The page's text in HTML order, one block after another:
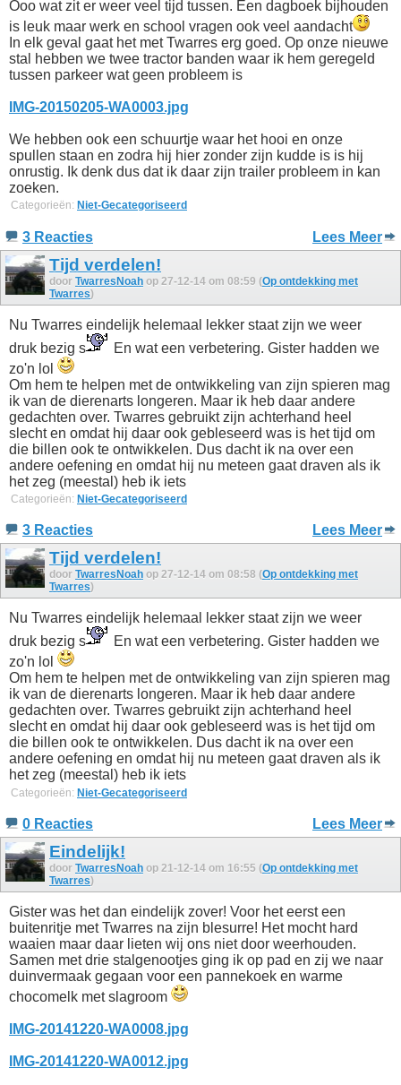
Ooo wat zit er weer veel tijd tussen. Een dagboek bijhouden
is leuk maar werk en school vragen ook veel aandacht
In elk geval gaat het met Twarres erg goed. Op onze nieuwe
stal hebben we twee tractor banden waar ik hem geregeld
tussen parkeer wat geen probleem is
IMG-20150205-WA0003.jpg
We hebben ook een schuurtje waar het hooi en onze
spullen staan en zodra hij hier zonder zijn kudde is is hij
onrustig. Ik denk dus dat ik daar zijn trailer probleem in kan
zoeken.
Categorieën: Niet-Gecategoriseerd
3 Reacties Lees Meer
Tijd verdelen!
door TwarresNoah op 27-12-14 om 08:59 (Op ontdekking met
Twarres)
Nu Twarres eindelijk helemaal lekker staat zijn we weer
druk bezig s
En wat een verbetering. Gister hadden we
zo'n lol
Om hem te helpen met de ontwikkeling van zijn spieren mag
ik van de dierenarts longeren. Maar ik heb daar andere
gedachten over. Twarres gebruikt zijn achterhand heel
slecht en omdat hij daar ook gebleseerd was is het tijd om
die billen ook te ontwikkelen. Dus dacht ik na over een
andere oefening en omdat hij nu meteen gaat draven als ik
het zeg (meestal) heb ik iets
Categorieën: Niet-Gecategoriseerd
3 Reacties Lees Meer
Tijd verdelen!
door TwarresNoah op 27-12-14 om 08:58 (Op ontdekking met
Twarres)
Nu Twarres eindelijk helemaal lekker staat zijn we weer
druk bezig s
En wat een verbetering. Gister hadden we
zo'n lol
Om hem te helpen met de ontwikkeling van zijn spieren mag
ik van de dierenarts longeren. Maar ik heb daar andere
gedachten over. Twarres gebruikt zijn achterhand heel
slecht en omdat hij daar ook gebleseerd was is het tijd om
die billen ook te ontwikkelen. Dus dacht ik na over een
andere oefening en omdat hij nu meteen gaat draven als ik
het zeg (meestal) heb ik iets
Categorieën: Niet-Gecategoriseerd
0 Reacties Lees Meer
Eindelijk!
door TwarresNoah op 21-12-14 om 16:55 (Op ontdekking met
Twarres)
Gister was het dan eindelijk zover! Voor het eerst een
buitenritje met Twarres na zijn blesurre! Het mocht hard
waaien maar daar lieten wij ons niet door weerhouden.
Samen met drie stalgenootjes ging ik op pad en zij we naar
duinvermaak gegaan voor een pannekoek en warme
chocomelk met slagroom
IMG-20141220-WA0008.jpg
IMG-20141220-WA0012.jpg